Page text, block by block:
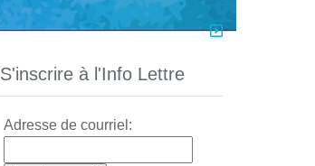
S'inscrire à l'Info Lettre
Adresse de courriel: